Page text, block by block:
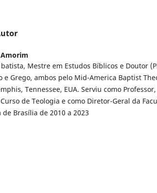
Mestre em Estudos Bíblicos e Doutor
e Grego, ambos pelo Mid-America Baptist
Tennessee, EUA. Serviu como Professor,
de Teologia e como Diretor-Geral da
Brasília de 2010 a 2023